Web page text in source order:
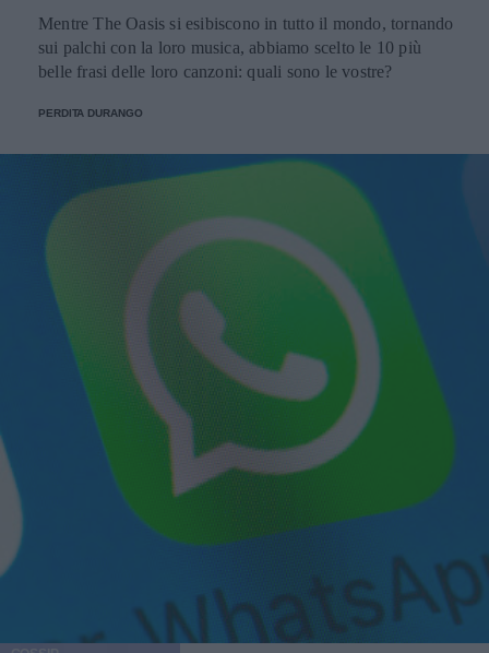
Mentre The Oasis si esibiscono in tutto il mondo, tornando
sui palchi con la loro musica, abbiamo scelto le 10 più
belle frasi delle loro canzoni: quali sono le vostre?
PERDITA DURANGO